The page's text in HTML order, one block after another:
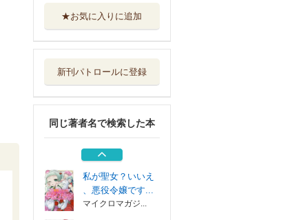
★お気に入りに追加
新刊パトロールに登録
同じ著者名で検索した本
悲劇のヒロインぶ
る妹のせいで婚...
旦那様は妻の私よ
アルファポリス
氷の侯爵様に甘や
かされたいっ！...
ＴＯブックス
私が聖女？いいえ
、悪役令嬢です...
マイクロマガジ...